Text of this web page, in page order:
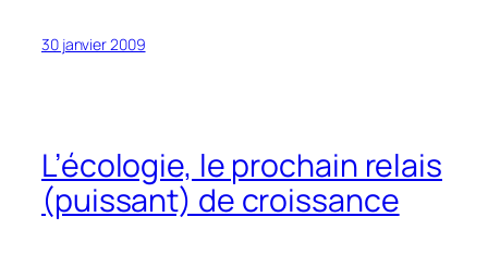
30 janvier 2009
L’écologie, le prochain relais
(puissant) de croissance